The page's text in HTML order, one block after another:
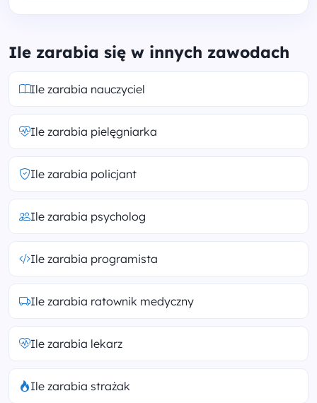
Ile zarabia się w innych zawodach
Ile zarabia nauczyciel
Ile zarabia pielęgniarka
Ile zarabia policjant
Ile zarabia psycholog
Ile zarabia programista
Ile zarabia ratownik medyczny
Ile zarabia lekarz
Ile zarabia strażak